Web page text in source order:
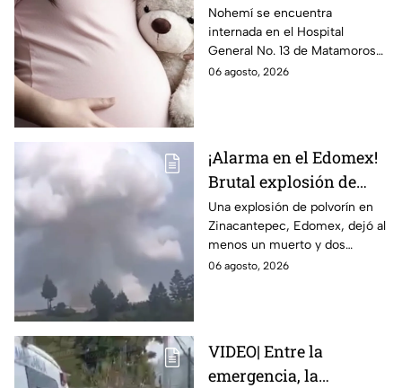
Matamoros,
Tamaulipas; ¿qué pasó
con Nohemí?
Nohemí se encuentra
internada en el Hospital
General No. 13 de Matamoros
tras complicaciones por un
06 agosto, 2026
¡Alarma en el Edomex!
Brutal explosión de
polvorín en Santa
María del Monte,
Zinacantepec; reportan
al menos un muerto y
Una explosión de polvorín en
Zinacantepec, Edomex, dejó al
menos un muerto y dos
heridos; autoridades atiende la
06 agosto, 2026
VIDEO| Entre la
emergencia, la